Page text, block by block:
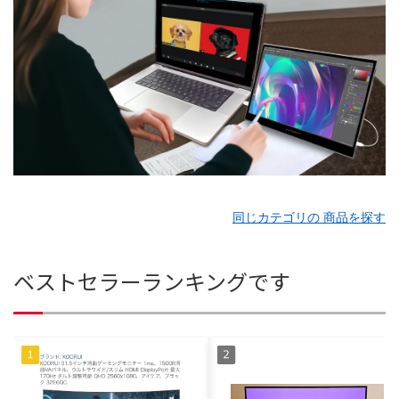
同じカテゴリの 商品を探す
ベストセラーランキングです